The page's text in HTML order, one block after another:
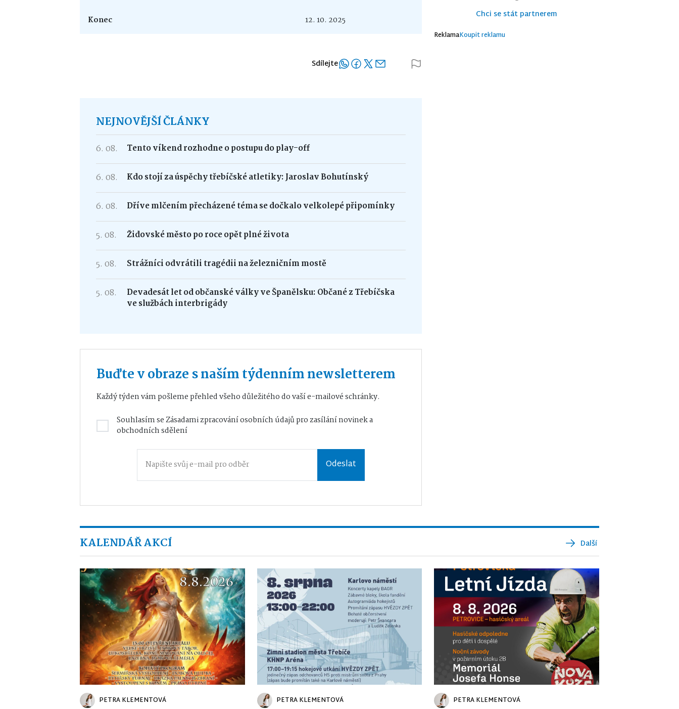
Konec 12. 10. 2025
Sdílejte
NEJNOVĚJŠÍ ČLÁNKY
6. 08. Tento víkend rozhodne o postupu do play-off
6. 08. Kdo stojí za úspěchy třebíčské atletiky: Jaroslav Bohutínský
6. 08. Dříve mlčením přecházené téma se dočkalo velkolepé připomínky
5. 08. Židovské město po roce opět plné života
5. 08. Strážníci odvrátili tragédii na železničním mostě
5. 08.
Devadesát let od občanské války ve Španělsku: Občané z Třebíčska
ve službách interbrigády
Buďte v obraze s naším týdenním newsletterem
Každý týden vám pošleme přehled všeho důležitého do vaší e-mailové schránky.
Souhlasím seZásadami zpracování osobních údajůpro zasílání novinek a
obchodních sdělení
Odeslat
Chci se stát partnerem
ReklamaKoupit reklamu
KALENDÁŘ AKCÍ Další
PETRA KLEMENTOVÁ PETRA KLEMENTOVÁ PETRA KLEMENTOVÁ